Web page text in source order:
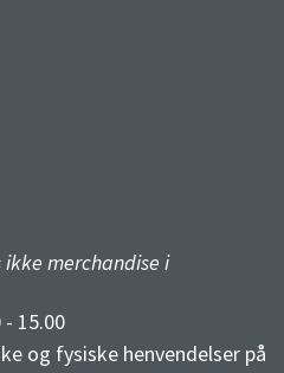
merchandise i
15.00
og fysiske henvendelser på